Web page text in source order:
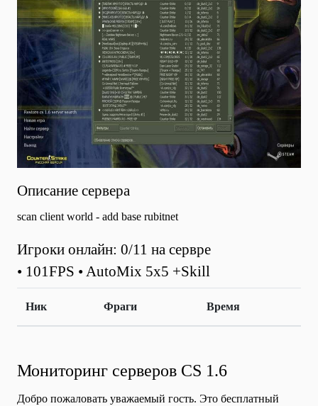
Описание сервера
scan client world - add base rubitnet
Игроки онлайн: 0/11 на сервре
• 101FPS • AutoMix 5x5 +Skill
Ник Фраги Время
Мониторинг серверов CS 1.6
Добро пожаловать уважаемый гость. Это бесплатный